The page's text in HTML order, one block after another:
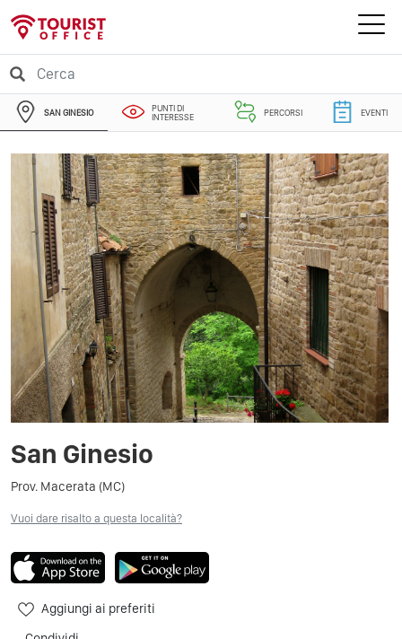
SAN GINESIO
PUNTI DI
INTERESSE
PERCORSI EVENTI
San Ginesio
Prov. Macerata (MC)
Vuoi dare risalto a questa località?
Aggiungi ai preferiti